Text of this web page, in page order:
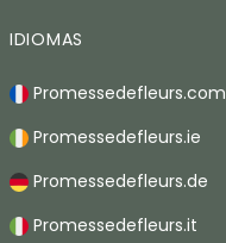
IDIOMAS
Promessedefleurs.com
Promessedefleurs.ie
Promessedefleurs.de
Promessedefleurs.it